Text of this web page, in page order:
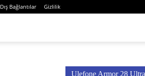
Dış Bağlantılar Gizlilik
Ulefone Armor 28